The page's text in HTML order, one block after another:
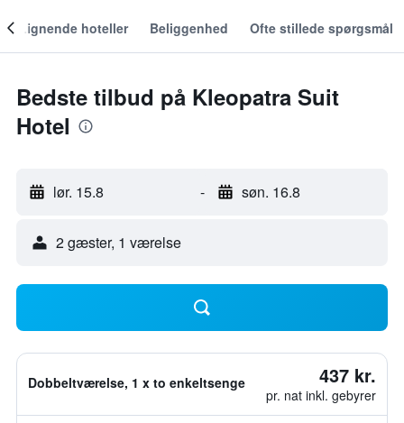
Lignende hoteller Beliggenhed Ofte stillede spørgsmål
Bedste tilbud på Kleopatra Suit
Hotel
lør. 15.8 - søn. 16.8
2 gæster, 1 værelse
Dobbeltværelse, 1 x to enkeltsenge 437 kr.
pr. nat inkl. gebyrer